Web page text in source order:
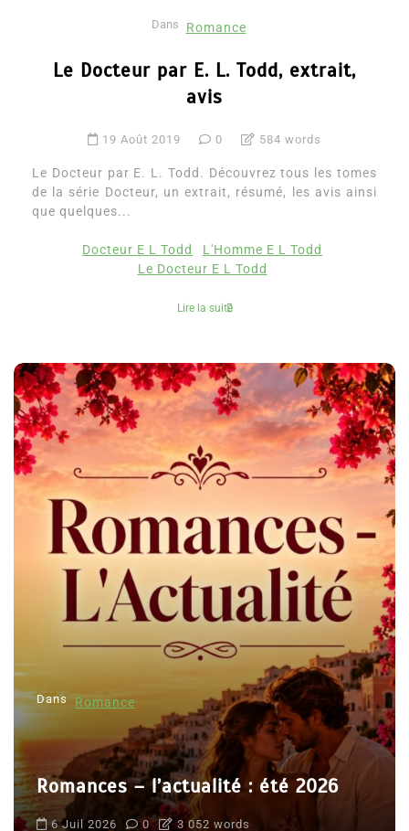
Dans Romance
Le Docteur par E. L. Todd, extrait,
avis
19 Août 2019 0 584 words
Le Docteur par E. L. Todd. Découvrez tous les tomes
de la série Docteur, un extrait, résumé, les avis ainsi
que quelques...
Docteur E L Todd
L'Homme E L Todd
Le Docteur E L Todd
Lire la suite
Dans Romance
Romances – l’actualité : été 2026
6 Juil 2026 0 3 052 words